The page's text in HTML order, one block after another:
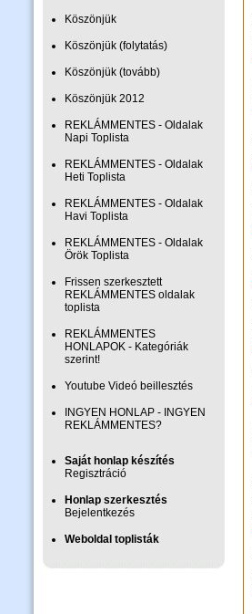
Köszönjük
Köszönjük (folytatás)
Köszönjük (tovább)
Köszönjük 2012
REKLÁMMENTES - Oldalak
Napi Toplista
REKLÁMMENTES - Oldalak
Heti Toplista
REKLÁMMENTES - Oldalak
Havi Toplista
REKLÁMMENTES - Oldalak
Örök Toplista
Frissen szerkesztett
REKLÁMMENTES oldalak
toplista
REKLÁMMENTES
HONLAPOK - Kategóriák
szerint!
Youtube Videó beillesztés
INGYEN HONLAP - INGYEN
REKLÁMMENTES?
Saját honlap készítés
Regisztráció
Honlap szerkesztés
Bejelentkezés
Weboldal toplisták